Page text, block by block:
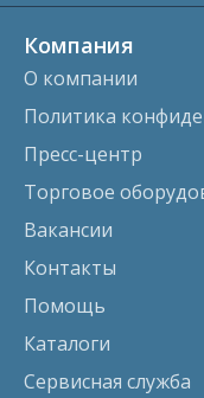
Компания
О компании
Политика
Пресс-центр
Торговое
Вакансии
Контакты
Помощь
Каталоги
Сервисная служба